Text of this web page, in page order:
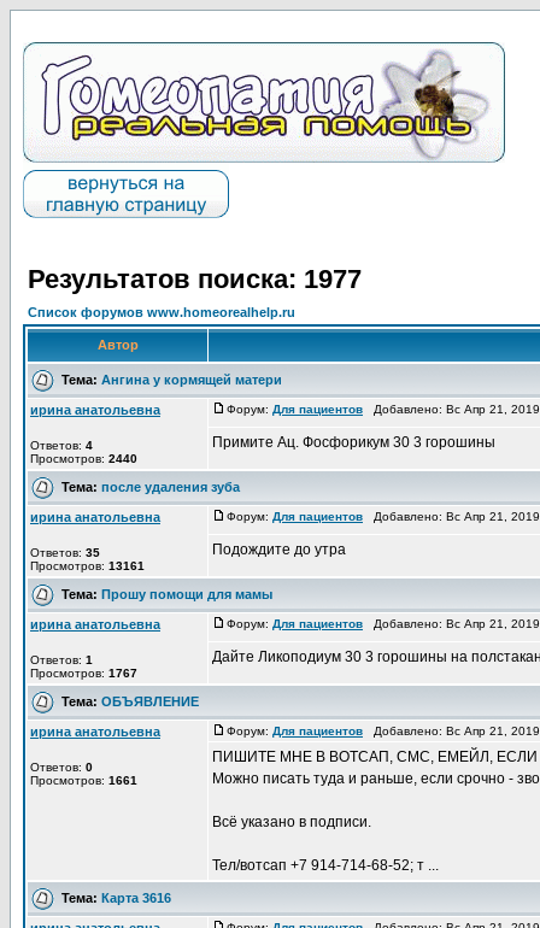
Результатов поиска: 1977
Список форумов www.homeorealhelp.ru
Автор
Тема: Ангина у кормящей матери
ирина анатольевна
Ответов: 4
Просмотров: 2440
Форум: Для пациентов Добавлено: Вс Апр 21,
Примите Ац. Фосфорикум 30 3 горошины
Тема: после удаления зуба
ирина анатольевна
Ответов: 35
Просмотров: 13161
Форум: Для пациентов Добавлено: Вс Апр 21,
Подождите до утра
Тема: Прошу помощи для мамы
ирина анатольевна
Ответов: 1
Просмотров: 1767
Форум: Для пациентов Добавлено: Вс Апр 21,
Дайте Ликоподиум 30 3 горошины на
Тема: ОБЪЯВЛЕНИЕ
ирина анатольевна
Ответов: 0
Просмотров: 1661
Форум: Для пациентов Добавлено: Вс Апр 21,
ПИШИТЕ МНЕ В ВОТСАП, СМС, ЕМЕЙЛ,
Можно писать туда и раньше, если срочно -
Всё указано в подписи.
Тел/вотсап +7 914-714-68-52; т ...
Тема: Карта 3616